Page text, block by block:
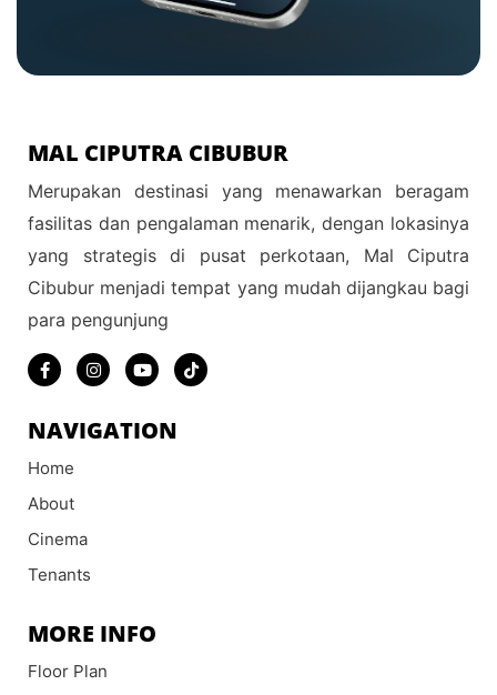
MAL CIPUTRA CIBUBUR
Merupakan destinasi yang menawarkan beragam
fasilitas dan pengalaman menarik, dengan lokasinya
yang strategis di pusat perkotaan, Mal Ciputra
Cibubur menjadi tempat yang mudah dijangkau bagi
para pengunjung
NAVIGATION
Home
About
Cinema
Tenants
MORE INFO
Floor Plan